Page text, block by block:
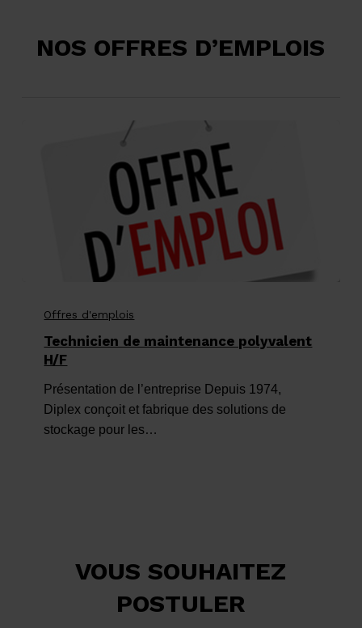
NOS OFFRES D’EMPLOIS
polyvalent
Offres d'emplois
Technicien de maintenance polyvalent
H/F
Présentation de l’entreprise Depuis 1974,
Diplex conçoit et fabrique des solutions de
stockage pour les…
VOUS SOUHAITEZ
POSTULER